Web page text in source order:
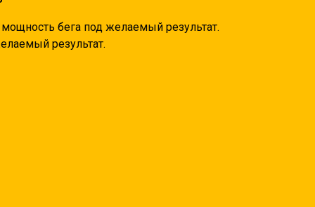
бега под желаемый результат.
результат.